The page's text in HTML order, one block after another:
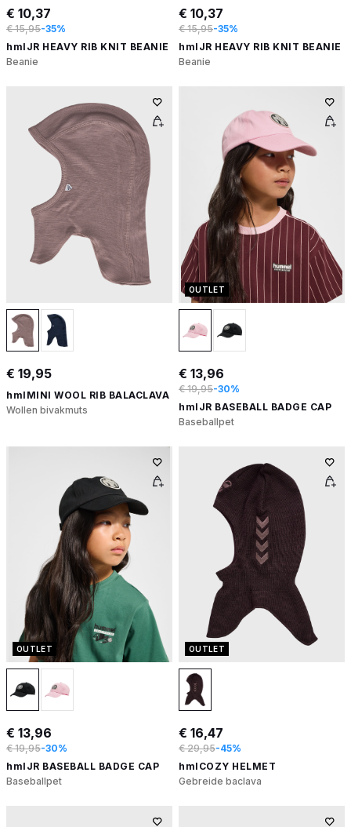
€ 10,37
€ 15,95-35%
hmlJR HEAVY RIB KNIT BEANIE
Beanie
€ 10,37
€ 15,95-35%
hmlJR HEAVY RIB KNIT BEANIE
Beanie
€ 19,95
hmlMINI WOOL RIB BALACLAVA
Wollen bivakmuts
OUTLET
€ 13,96
€ 19,95-30%
hmlJR BASEBALL BADGE CAP
Baseballpet
OUTLET
€ 13,96
€ 19,95-30%
hmlJR BASEBALL BADGE CAP
Baseballpet
OUTLET
€ 16,47
€ 29,95-45%
hmlCOZY HELMET
Gebreide baclava